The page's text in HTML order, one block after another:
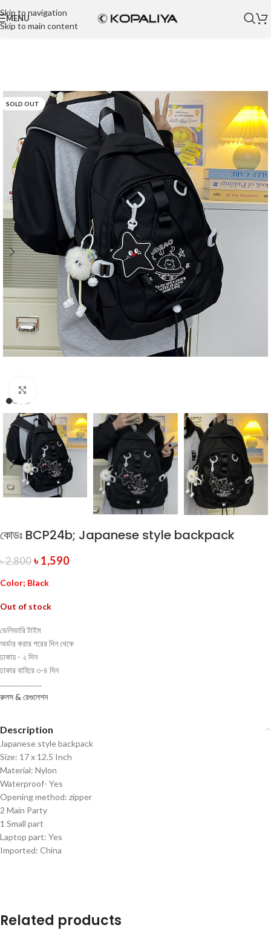
Skip to navigation
Skip to main content
MENU
SOLD OUT
কোডঃ BCP24b; Japanese style backpack
৳2,800 ৳1,590
Color; Black
Out of stock
ডেলিভারি টাইম
অর্ডার করার পরের দিন থেকে
ঢাকায় - ২ দিন
ঢাকার বাহিরে ৩-৪ দিন
.......................
রুলস & রেগুলেশন
Description
Japanese style backpack
Size: 17 x 12.5 Inch
Material: Nylon
Waterproof- Yes
Opening method: zipper
2 Main Party
1 Small part
Laptop part: Yes
Imported: China
Related products